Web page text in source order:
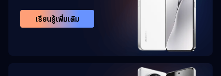
เรียนรู้เพิ่มเติม